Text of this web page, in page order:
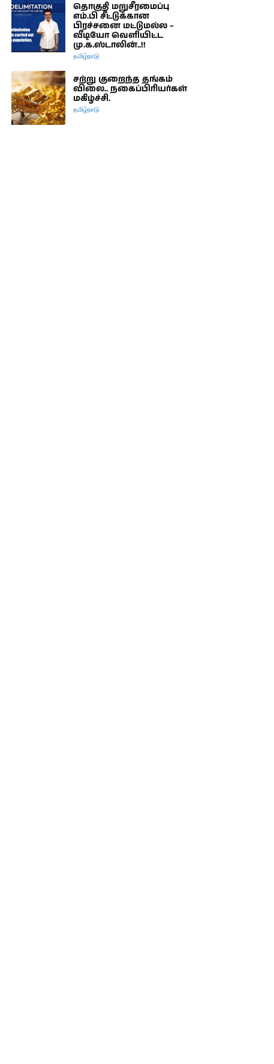
தொகுதி மறுசீரமைப்பு
எம்.பி சீட்டுக்கான
பிரச்சனை மட்டுமல்ல –
வீடியோ வெளியிட்ட
மு.க.ஸ்டாலின்..!!
தமிழ்நாடு
சற்று குறைந்த தங்கம்
விலை.. நகைப்பிரியர்கள்
மகிழ்ச்சி.
தமிழ்நாடு